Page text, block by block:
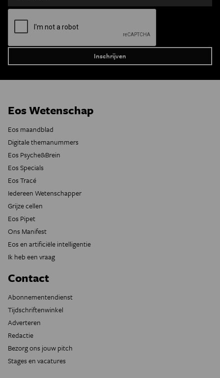
Eos Wetenschap
Eos maandblad
Digitale themanummers
Eos Psyche&Brein
Eos Specials
Eos Tracé
Iedereen Wetenschapper
Grijze cellen
Eos Pipet
Ons Manifest
Eos en artificiële intelligentie
Ik heb een vraag
Contact
Abonnementendienst
Tijdschriftenwinkel
Adverteren
Redactie
Bezorg ons jouw pitch
Stages en vacatures